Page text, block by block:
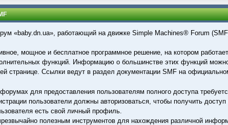
«baby.dn.ua», работающий на движке Simple Machines® Forum
мощное и бесплатное программное решение, на котором
функций. Информацию о большинстве этих функций
странице. Ссылки ведут в раздел документации SMF на
для предоставления пользователям полного доступа
пользователи должны авторизоваться, чтобы получить доступ
есть свой личный профиль.
полезным инструментов для нахождения различной